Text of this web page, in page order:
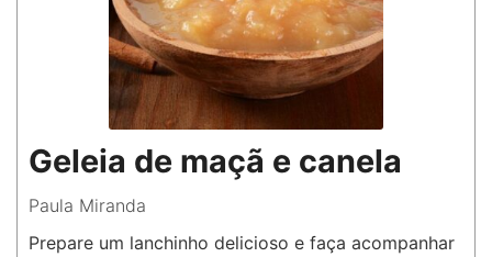
Geleia de maçã e canela
Paula Miranda
Prepare um lanchinho delicioso e faça acompanhar